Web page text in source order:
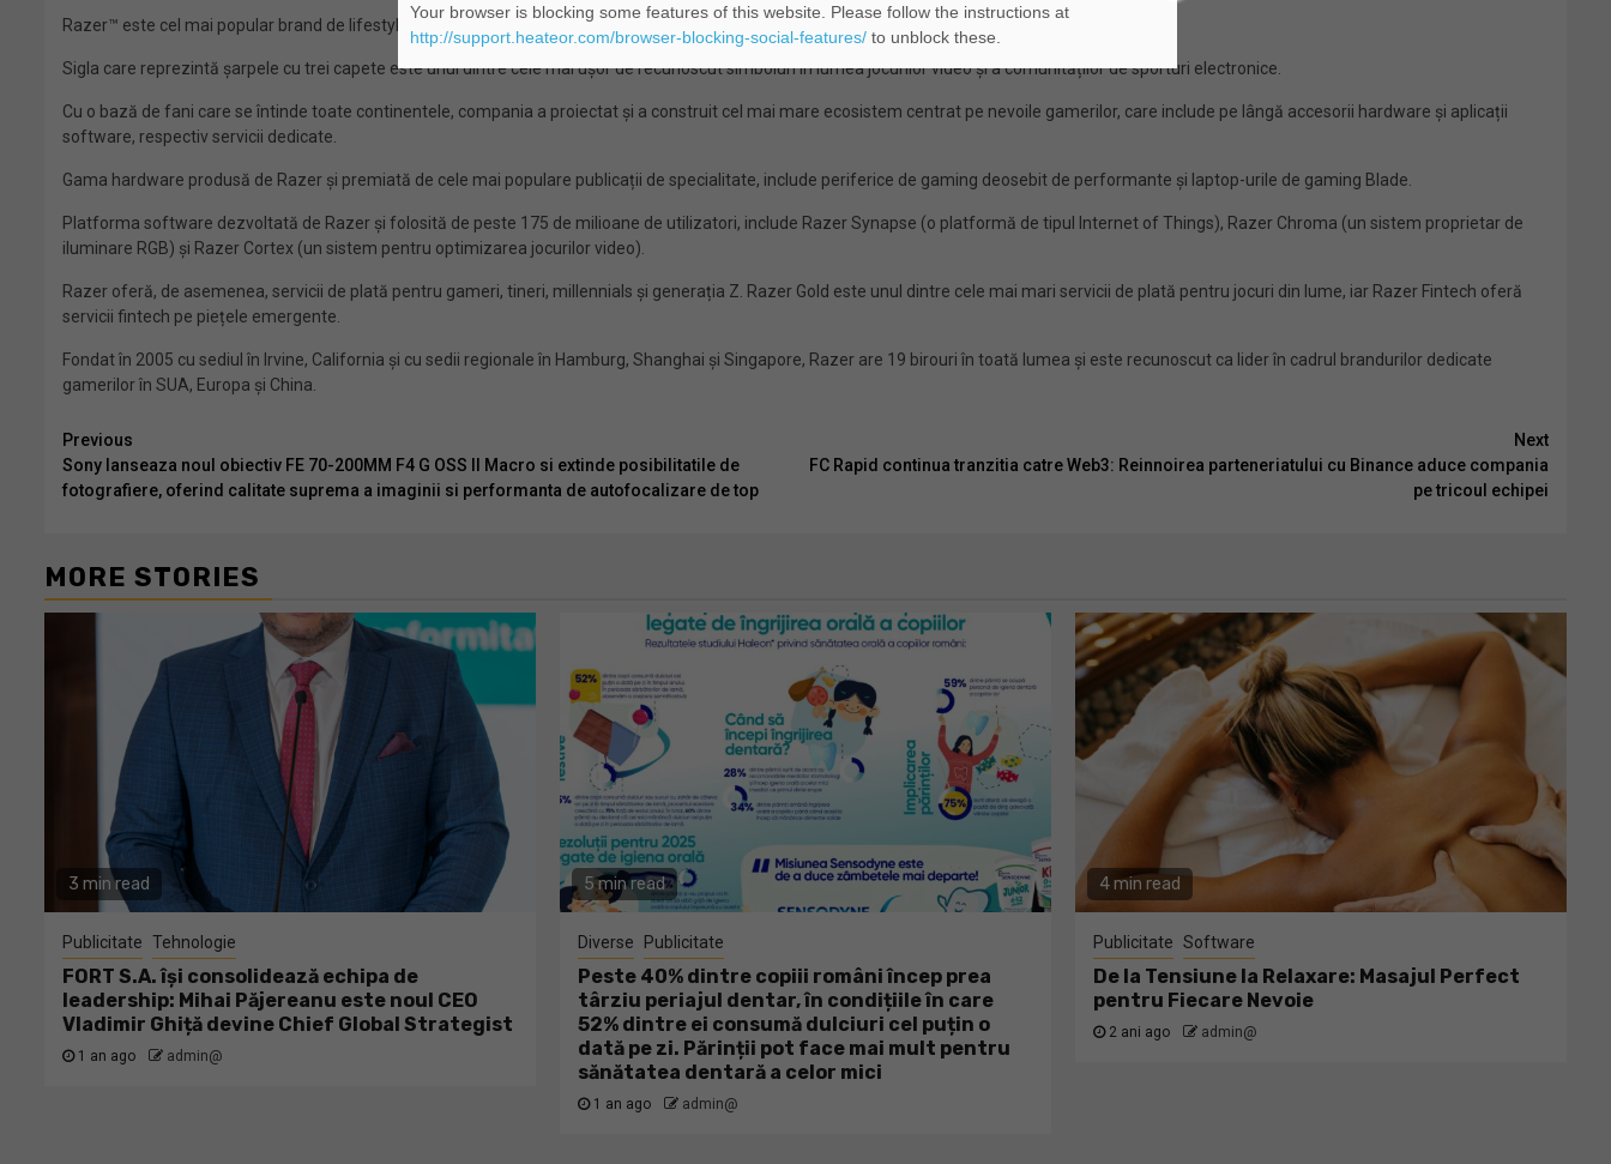
Razer™ este cel mai popular brand de lifestyle dedicat gamerilor la nivel mondial.
Sigla care reprezintă șarpele cu trei capete este unul dintre cele mai ușor de recunoscut simboluri în lumea jocurilor video și a comunităților de sporturi electronice.
Cu o bază de fani care se întinde toate continentele, compania a proiectat și a construit cel mai mare ecosistem centrat pe nevoile gamerilor, care include pe lângă accesorii hardware și aplicații
software, respectiv servicii dedicate.
Gama hardware produsă de Razer și premiată de cele mai populare publicații de specialitate, include periferice de gaming deosebit de performante și laptop-urile de gaming Blade.
Platforma software dezvoltată de Razer și folosită de peste 175 de milioane de utilizatori, include Razer Synapse (o platformă de tipul Internet of Things), Razer Chroma (un sistem proprietar de
iluminare RGB) și Razer Cortex (un sistem pentru optimizarea jocurilor video).
Razer oferă, de asemenea, servicii de plată pentru gameri, tineri, millennials și generația Z. Razer Gold este unul dintre cele mai mari servicii de plată pentru jocuri din lume, iar Razer Fintech oferă
servicii fintech pe piețele emergente.
Fondat în 2005 cu sediul în Irvine, California și cu sedii regionale în Hamburg, Shanghai și Singapore, Razer are 19 birouri în toată lumea și este recunoscut ca lider în cadrul brandurilor dedicate
gamerilor în SUA, Europa și China.
Continue
Reading
Previous
Sony lanseaza noul obiectiv FE 70-200MM F4 G OSS II Macro si extinde posibilitatile de
fotografiere, oferind calitate suprema a imaginii si performanta de autofocalizare de top
Next
FC Rapid continua tranzitia catre Web3: Reinnoirea parteneriatului cu Binance aduce compania
pe tricoul echipei
MORE STORIES
3 min read
Publicitate Tehnologie
FORT S.A. își consolidează echipa de
leadership: Mihai Păjereanu este noul CEO
Vladimir Ghiță devine Chief Global Strategist
1 an ago admin@
5 min read
Diverse Publicitate
Peste 40% dintre copiii români încep prea
târziu periajul dentar, în condițiile în care
52% dintre ei consumă dulciuri cel puțin o
dată pe zi. Părinții pot face mai mult pentru
sănătatea dentară a celor mici
1 an ago admin@
4 min read
Publicitate Software
De la Tensiune la Relaxare: Masajul Perfect
pentru Fiecare Nevoie
2 ani ago admin@
Your browser is blocking some features of this website. Please follow the instructions at
http://support.heateor.com/browser-blocking-social-features/to unblock these.